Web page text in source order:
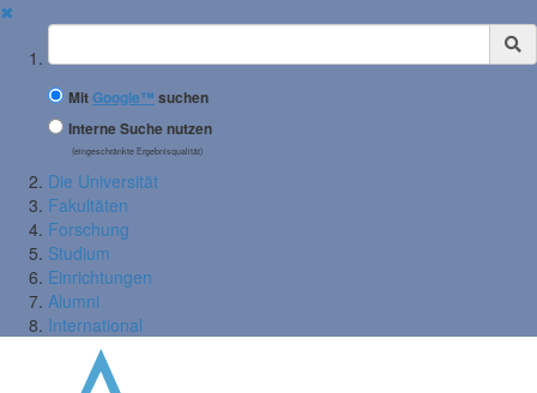
✖
Suchbegriff
MitGoogle™ suchen
Interne Suche nutzen
(eingeschränkte Ergebnisqualität)
Die Universität
Fakultäten
Forschung
Studium
Einrichtungen
Alumni
International